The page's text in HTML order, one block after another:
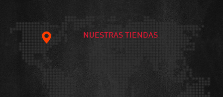
NUESTRAS TIENDAS